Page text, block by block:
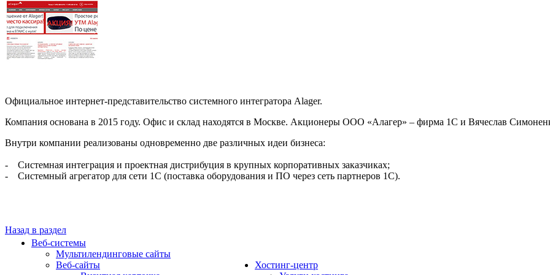
Официальное интернет-представительство системного интегратора Alager.
Компания основана в 2015 году. Офис и склад находятся в Москве. Акционеры ООО «Алагер» – фирма 1С и Вячеслав
Внутри компании реализованы одновременно две различных идеи бизнеса:
- Системная интеграция и проектная дистрибуция в крупных корпоративных заказчиках;
- Системный агрегатор для сети 1С (поставка оборудования и ПО через сеть партнеров 1С).
Назад в раздел
Веб-системы
Мультилендинговые сайты
Веб-сайты
Хостинг-центр